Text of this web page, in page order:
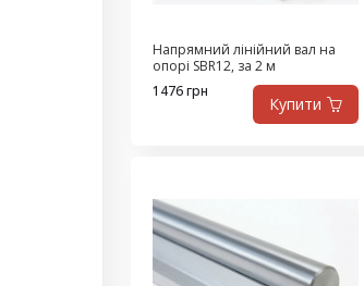
Напрямний лінійний вал на
опорі SBR12, за 2 м
1476 грн
Купити